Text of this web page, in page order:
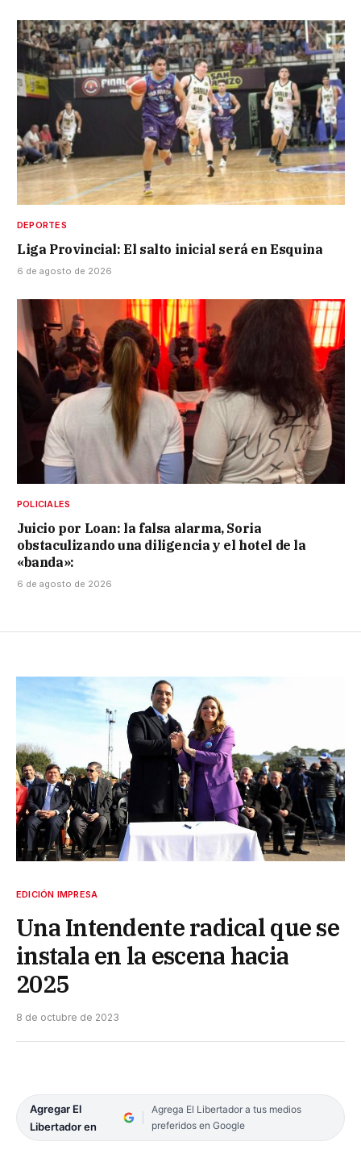
DEPORTES
Liga Provincial: El salto inicial será en Esquina
6 de agosto de 2026
POLICIALES
Juicio por Loan: la falsa alarma, Soria
obstaculizando una diligencia y el hotel de la
«banda»:
6 de agosto de 2026
EDICIÓN IMPRESA
Una Intendente radical que se
instala en la escena hacia
2025
8 de octubre de 2023
Agregar El
Libertador en
Agrega El Libertador a tus medios
preferidos en Google